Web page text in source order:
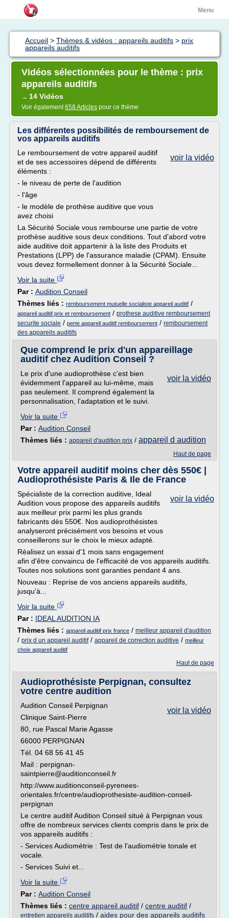
Menu
Accueil > Thèmes & vidéos : appareils auditifs > prix
appareils auditifs
Vidéos sélectionnées pour le thème : prix
appareils auditifs
→ 14 Vidéos
Voir également658 Articles pour ce thème
Les différentes possibilités de remboursement de
vos appareils auditifs
voir la vidéo
Le remboursement de votre appareil auditif
et de ses accessoires dépend de différents
éléments :
- le niveau de perte de l'audition
- l'âge
- le modèle de prothèse auditive que vous
avez choisi
La Sécurité Sociale vous rembourse une partie de votre
prothèse auditive sous deux conditions. Tout d'abord votre
aide auditive doit appartenir à la liste des Produits et
Prestations (LPP) de l'assurance maladie (CPAM). Ensuite
vous devez formellement donner à la Sécurité Sociale...
Voir la suite
Par : Audition Conseil
Thèmes liés : remboursement mutuelle socialiste appareil auditif /
appareil auditif prix et remboursement / prothese auditive remboursement
securite sociale / perte appareil auditif remboursement / remboursement
des appareils auditifs
Que comprend le prix d'un appareillage
auditif chez Audition Conseil ?
voir la vidéo
Le prix d'une audioprothèse c'est bien
évidemment l'appareil au lui-même, mais
pas seulement. Il comprend également la
personnalisation, l'adaptation et le suivi.
Voir la suite
Par : Audition Conseil
Thèmes liés : appareil d'audition prix / appareil d audition
Haut de page
Votre appareil auditif moins cher dès 550€ |
Audioprothésiste Paris & Ile de France
voir la vidéo
Spécialiste de la correction auditive, Ideal
Audition vous propose des appareils auditifs
aux meilleur prix parmi les plus grands
fabricants dès 550€. Nos audioprothésistes
analyseront précisément vos besoins et vous
conseillerons sur le choix le mieux adapté.
Réalisez un essai d'1 mois sans engagement
afin d'être convaincu de l'efficacité de vos appareils auditifs.
Toutes nos solutions sont garanties pendant 4 ans.
Nouveau : Reprise de vos anciens appareils auditifs,
jusqu'à...
Voir la suite
Par : IDEAL AUDITION IA
Thèmes liés : appareil auditif prix france / meilleur appareil d'audition
/ prix d un appareil auditif/ appareil de correction auditive / meilleur
choix appareil auditif
Haut de page
Audioprothésiste Perpignan, consultez
votre centre audition
voir la vidéo
Audition Conseil Perpignan
Clinique Saint-Pierre
80, rue Pascal Marie Agasse
66000 PERPIGNAN
Tél. 04 68 56 41 45
Mail : perpignan-
saintpierre@auditionconseil.fr
http://www.auditionconseil-pyrenees-
orientales.fr/centre/audioprothesiste-audition-conseil-
perpignan
Le centre auditif Audition Conseil situé à Perpignan vous
offre de nombreux services clients compris dans le prix de
vos appareils auditifs :
- Services Audiométrie : Test de l'audiométrie tonale et
vocale.
- Services Suivi et...
Voir la suite
Par : Audition Conseil
Thèmes liés : centre appareil auditif / centre auditif /
entretien appareils auditifs / aides pour des appareils auditifs